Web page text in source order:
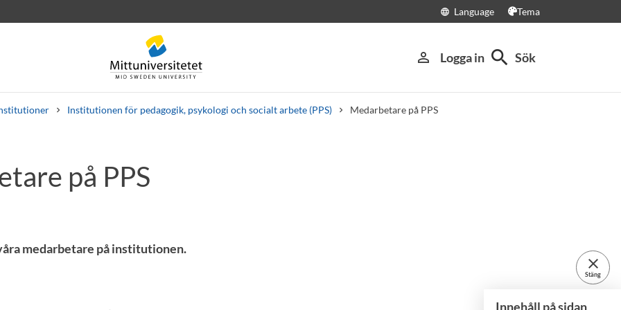
language Language Tema
person_outline Logga in search Sök
Institutionen för pedagogik, psykologi och socialt arbete (PPS) Medarbetare på PPS
Personal Lediga jobb
på PPS
close
Stäng
Innehåll på sidan
medarbetare på institutionen.